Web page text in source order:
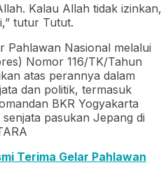
Kalau Allah tidak izinkan,
tutur Tutut.
Pahlawan Nasional melalui
Nomor 116/TK/Tahun
atas perannya dalam
dan politik, termasuk
BKR Yogyakarta
pasukan Jepang di
Terima Gelar Pahlawan